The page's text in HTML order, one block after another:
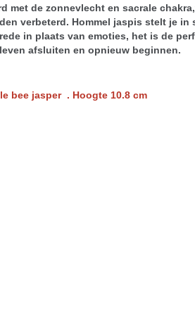
met de zonnevlecht en sacrale
verbeterd. Hommel jaspis stelt je in
in plaats van emoties, het is de
afsluiten en opnieuw beginnen.
bee jasper . Hoogte 10.8 cm